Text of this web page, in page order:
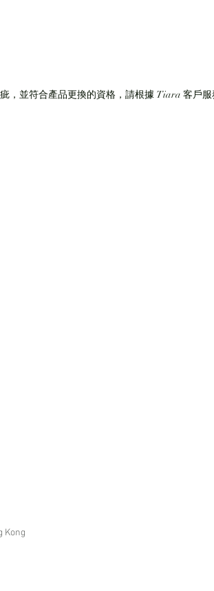
，並符合產品更換的資格，請根據 Tiara 客戶
Kong